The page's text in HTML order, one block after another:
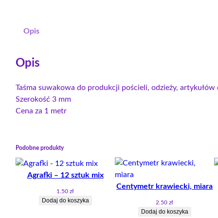
Opis
Opis
Taśma suwakowa do produkcji pościeli, odzieży, artykułów
Szerokość 3 mm
Cena za 1 metr
Podobne produkty
Agrafki – 12 sztuk mix
1.50 zł
Dodaj do koszyka
Centymetr krawiecki, miara
2.50 zł
Dodaj do koszyka